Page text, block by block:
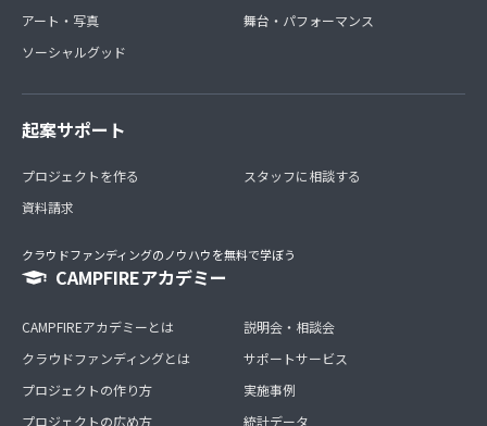
アート・写真
ソーシャルグッド
舞台・パフォーマンス
起案サポート
プロジェクトを作る
資料請求
スタッフに相談する
クラウドファンディングのノウハウを無料で学ぼう
CAMPFIREアカデミー
CAMPFIREアカデミーとは
クラウドファンディングとは
プロジェクトの作り方
プロジェクトの広め方
説明会・相談会
サポートサービス
実施事例
統計データ